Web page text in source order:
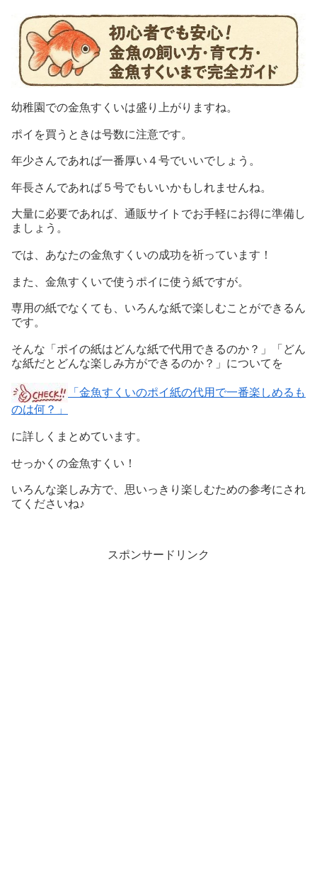
幼稚園での金魚すくいは盛り上がりますね。
ポイを買うときは号数に注意です。
年少さんであれば一番厚い４号でいいでしょう。
年長さんであれば５号でもいいかもしれませんね。
大量に必要であれば、通販サイトでお手軽にお得に準備し
ましょう。
では、あなたの金魚すくいの成功を祈っています！
また、金魚すくいで使うポイに使う紙ですが。
専用の紙でなくても、いろんな紙で楽しむことができるん
です。
そんな「ポイの紙はどんな紙で代用できるのか？」「どん
な紙だとどんな楽しみ方ができるのか？」についてを
「金魚すくいのポイ紙の代用で一番楽しめるも
のは何？」
に詳しくまとめています。
せっかくの金魚すくい！
いろんな楽しみ方で、思いっきり楽しむための参考にされ
てくださいね♪
スポンサードリンク